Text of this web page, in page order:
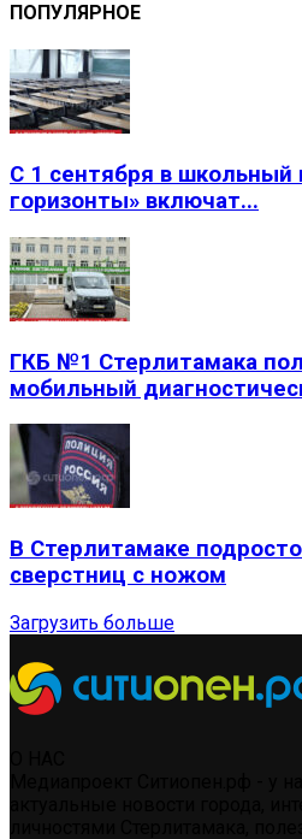
ПОПУЛЯРНОЕ
С 1 сентября в школьный
горизонты» включат...
ГКБ №1 Стерлитамака
мобильный
В Стерлитамаке
сверстниц с ножом
Загрузить больше